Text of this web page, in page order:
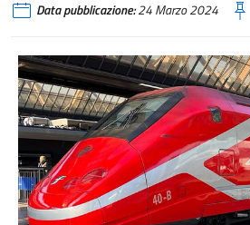
Data pubblicazione:24 Marzo 2024